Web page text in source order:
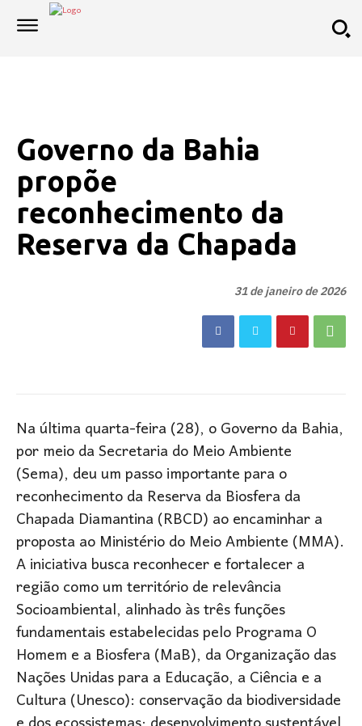
Governo da Bahia
propõe
reconhecimento da
Reserva da Chapada
31 de janeiro de 2026
Na última quarta-feira (28), o Governo da Bahia,
por meio da Secretaria do Meio Ambiente
(Sema), deu um passo importante para o
reconhecimento da Reserva da Biosfera da
Chapada Diamantina (RBCD) ao encaminhar a
proposta ao Ministério do Meio Ambiente (MMA).
A iniciativa busca reconhecer e fortalecer a
região como um território de relevância
Socioambiental, alinhado às três funções
fundamentais estabelecidas pelo Programa O
Homem e a Biosfera (MaB), da Organização das
Nações Unidas para a Educação, a Ciência e a
Cultura (Unesco): conservação da biodiversidade